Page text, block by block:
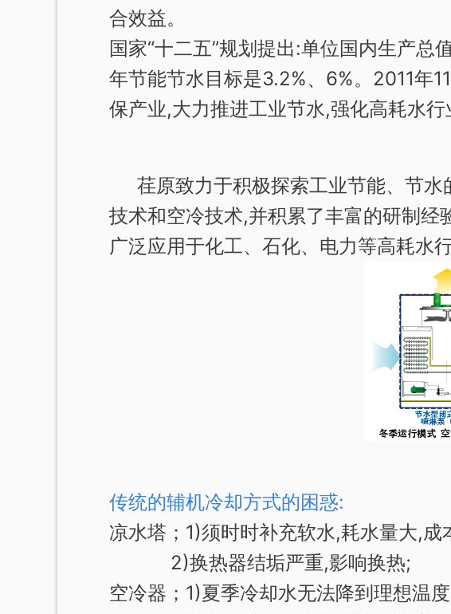
合效益。
国家“十二五”规划提出:单位国内生产
年节能节水目标是3.2%、6%。2011年
保产业,大力推进工业节水,强化高耗水
荏原致力于积极探索工业节能、节水
技术和空冷技术,并积累了丰富的研制
广泛应用于化工、石化、电力等高耗水
传统的辅机冷却方式的困惑:
凉水塔；1)须时时补充软水,耗水量大,成
2)换热器结垢严重,影响换热;
空冷器；1)夏季冷却水无法降到理想温